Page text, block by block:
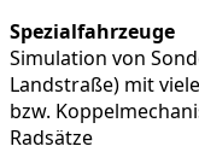
Spezialfahrzeuge
Simulation von
Landstraße) mit
bzw.
Radsätze